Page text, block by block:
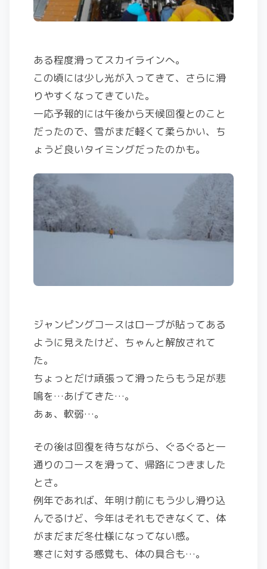
ある程度滑ってスカイラインへ。
この頃には少し光が入ってきて、さらに滑
りやすくなってきていた。
一応予報的には午後から天候回復とのこと
だったので、雪がまだ軽くて柔らかい、ち
ょうど良いタイミングだったのかも。
ジャンピングコースはロープが貼ってある
ように見えたけど、ちゃんと解放されて
た。
ちょっとだけ頑張って滑ったらもう足が悲
鳴を…あげてきた…。
あぁ、軟弱…。
その後は回復を待ちながら、ぐるぐると一
通りのコースを滑って、帰路につきました
とさ。
例年であれば、年明け前にもう少し滑り込
んでるけど、今年はそれもできなくて、体
がまだまだ冬仕様になってない感。
寒さに対する感覚も、体の具合も…。